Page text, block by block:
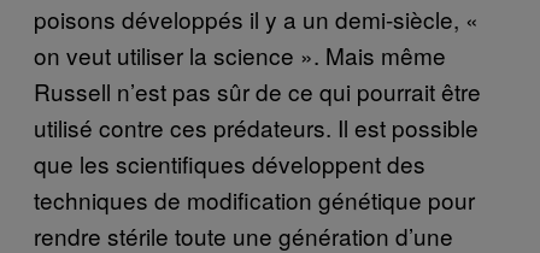
poisons développés il y a un demi-siècle, «
on veut utiliser la science ». Mais même
Russell n’est pas sûr de ce qui pourrait être
utilisé contre ces prédateurs. Il est possible
que les scientifiques développent des
techniques de modification génétique pour
rendre stérile toute une génération d’une